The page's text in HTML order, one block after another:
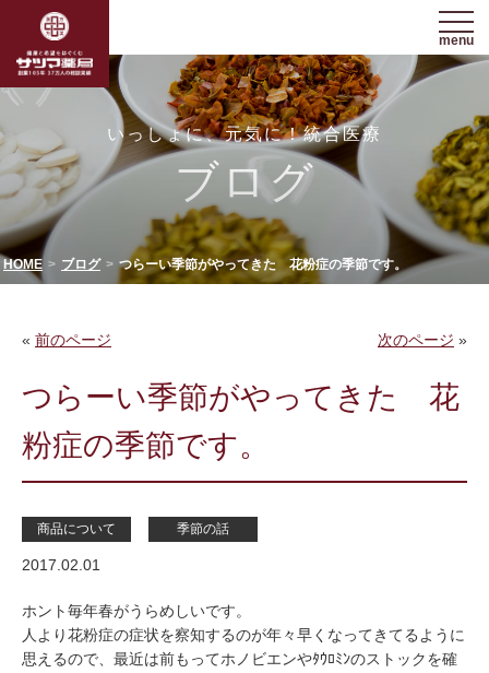
menu
いっしょに、元気に！統合医療
ブログ
HOME ブログ つらーい季節がやってきた 花粉症の季節です。
« 前のページ 次のページ »
つらーい季節がやってきた 花
粉症の季節です。
商品について 季節の話
2017.02.01
ホント毎年春がうらめしいです。
人より花粉症の症状を察知するのが年々早くなってきてるように
思えるので、最近は前もってホノビエンやﾀｳﾛﾐﾝのストックを確